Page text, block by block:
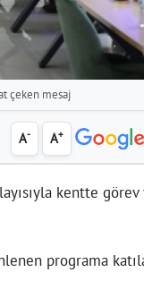
çeken mesaj
A- A+
kentte görev
programa